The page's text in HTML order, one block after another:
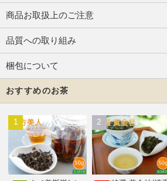
商品お取扱上のご注意
品質への取り組み
梱包について
おすすめのお茶
1 2